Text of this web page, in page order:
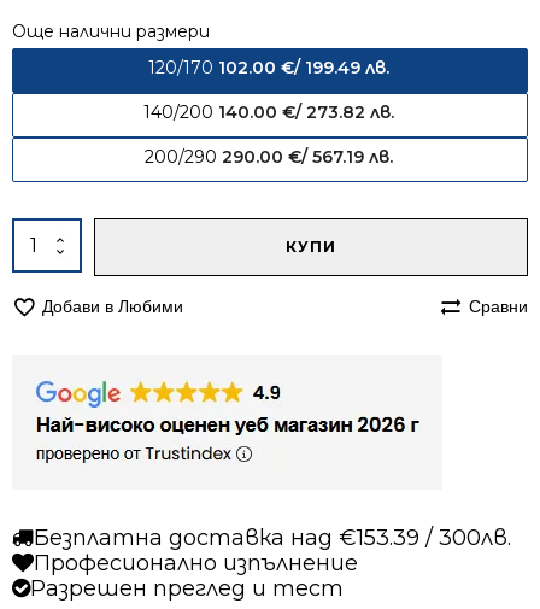
Още налични размери
120/170 102.00 €/ 199.49 лв.
140/200 140.00 €/ 273.82 лв.
200/290 290.00 €/ 567.19 лв.
количество
за
120/170
тюркоазен
КУПИ
Добави в Любими Сравни
Безплатна доставка над €153.39 / 300лв.
Професионално изпълнение
Разрешен преглед и тест